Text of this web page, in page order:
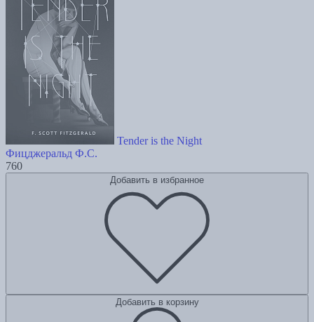
Tender is the Night
Фицджеральд Ф.С.
760
Добавить в избранное
Добавить в корзину